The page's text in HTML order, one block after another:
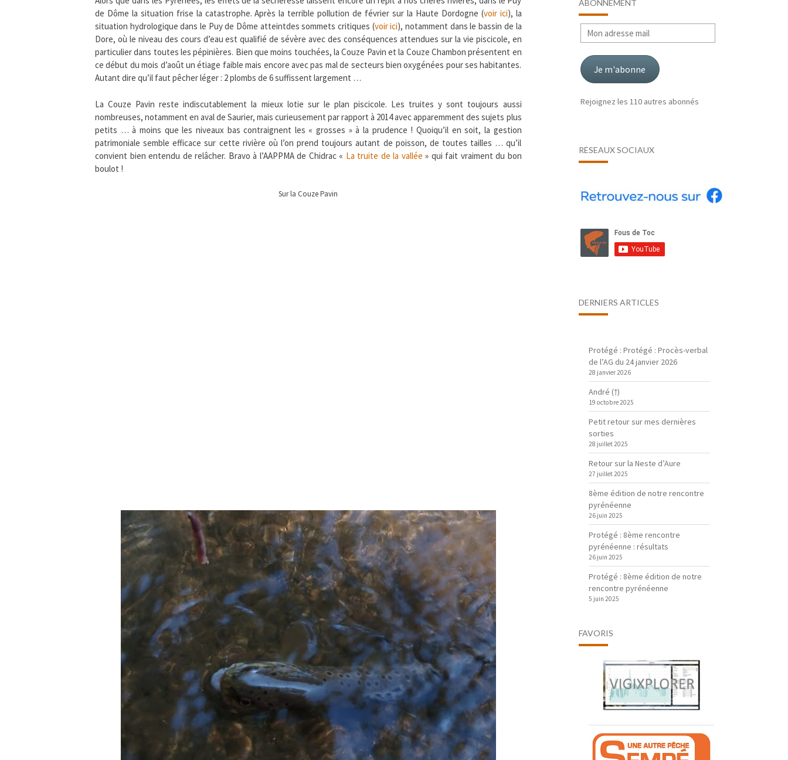
DE
DÔME
de Dôme la situation frise la catastrophe. Après la terrible pollution de février sur la Haute Dordogne (voir ici), la
situation hydrologique dans le Puy de Dôme atteintdes sommets critiques (voir ici), notamment dans le bassin de la
Dore, où le niveau des cours d’eau est qualifié de sévère avec des conséquences attendues sur la vie piscicole, en
particulier dans toutes les pépinières. Bien que moins touchées, la Couze Pavin et la Couze Chambon présentent en
ce début du mois d’août un étiage faible mais encore avec pas mal de secteurs bien oxygénées pour ses habitantes.
Autant dire qu’il faut pêcher léger : 2 plombs de 6 suffissent largement …
La Couze Pavin reste indiscutablement la mieux lotie sur le plan piscicole. Les truites y sont toujours aussi
nombreuses, notamment en aval de Saurier, mais curieusement par rapport à 2014 avec apparemment des sujets plus
petits … à moins que les niveaux bas contraignent les « grosses » à la prudence ! Quoiqu’il en soit, la gestion
patrimoniale semble efficace sur cette rivière où l’on prend toujours autant de poisson, de toutes tailles … qu’il
convient bien entendu de relâcher. Bravo à l’AAPPMA de Chidrac « La truite de la vallée » qui fait vraiment du bon
boulot !
Sur la Couze Pavin
ABONNEMENT
Mon
adresse
mail
Je m'abonne
Rejoignez les 110 autres abonnés
RÉSEAUX SOCIAUX
DERNIERS ARTICLES
Protégé : Protégé : Procès-verbal
de l’AG du 24 janvier 2026
28 janvier 2026
André (†)
19 octobre 2025
Petit retour sur mes dernières
sorties
28 juillet 2025
Retour sur la Neste d’Aure
27 juillet 2025
8ème édition de notre rencontre
pyrénéenne
26 juin 2025
Protégé : 8ème rencontre
pyrénéenne : résultats
26 juin 2025
Protégé : 8ème édition de notre
rencontre pyrénéenne
5 juin 2025
FAVORIS